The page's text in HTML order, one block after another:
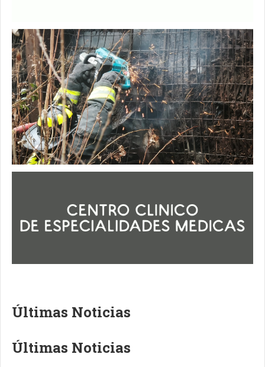
Últimas Noticias
Últimas Noticias